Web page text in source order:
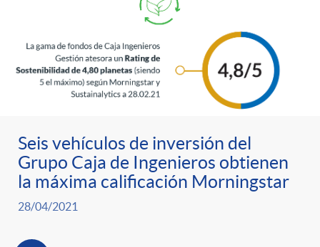
Seis vehículos de inversión del
Grupo Caja de Ingenieros obtienen
la máxima calificación Morningstar
28/04/2021